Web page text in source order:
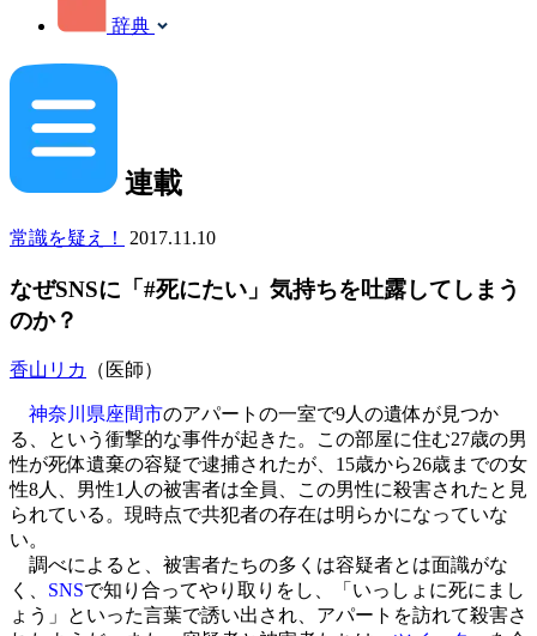
辞典
連載
常識を疑え！ 2017.11.10
なぜSNSに「#死にたい」気持ちを吐露してしまう
のか？
香山リカ （医師）
神奈川県座間市のアパートの一室で9人の遺体が見つか
る、という衝撃的な事件が起きた。この部屋に住む27歳の男
性が死体遺棄の容疑で逮捕されたが、15歳から26歳までの女
性8人、男性1人の被害者は全員、この男性に殺害されたと見
られている。現時点で共犯者の存在は明らかになっていな
い。
調べによると、被害者たちの多くは容疑者とは面識がな
く、 SNSで知り合ってやり取りをし、「いっしょに死にまし
ょう」といった言葉で誘い出され、アパートを訪れて殺害さ